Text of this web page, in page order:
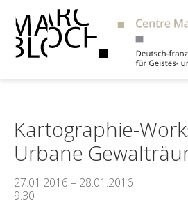
Kartographie-
Urbane
27.01.2016 – 28.01.2016
9:30